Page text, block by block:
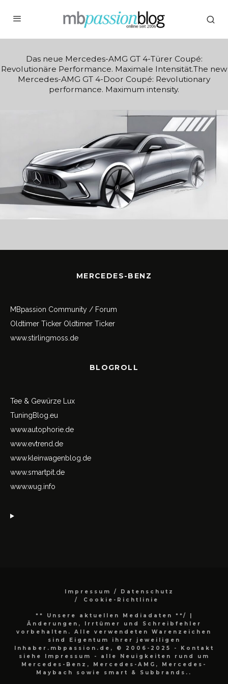
Das neue Mercedes-AMG GT 4-Türer Coupé:
Revolutionäre Performance. Maximale Intensität.The new
Mercedes-AMG GT 4-Door Coupé: Revolutionary
performance. Maximum intensity.
MERCEDES-BENZ
MBpassion Community / Forum
Oldtimer Ticker Oldtimer Ticker
www.stirlingmoss.de
BLOGROLL
Tee & Gewürze Lux
TuningBlog.eu
www.autophorie.de
www.evtrend.de
www.kleinwagenblog.de
www.smartpit.de
www.wug.info
Impressum / Datenschutz
Cookie-Richtlinie
** Unsere aktuellen Mediadaten **/
|
Änderungen, Irrtümer und Schreibfehler
vorbehalten. Alle verwendeten Warenzeichen
sind Eigentum ihrer jeweiligen
Inhaber.mbpassion.de, © 2006-2025 - Kontakt
siehe Impressum - alle Neuigkeiten rund um
Mercedes-Benz, Mercedes-AMG, Mercedes-
Maybach sowie smart & Subbrands..